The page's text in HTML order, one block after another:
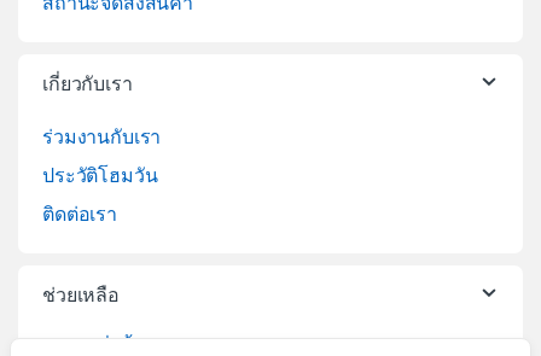
เกี่ยวกับเรา
ร่วมงานกับเรา
ประวัติโฮมวัน
ติดต่อเรา
ช่วยเหลือ